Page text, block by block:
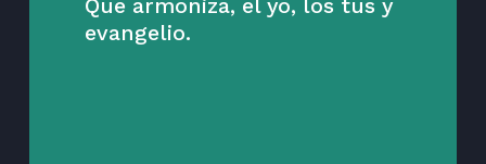
Que armoniza, el yo, los tus y
evangelio.